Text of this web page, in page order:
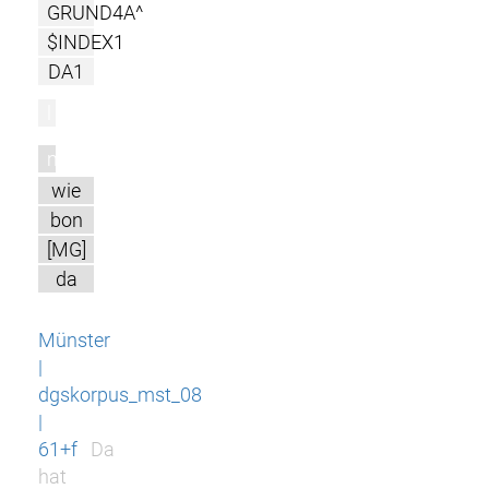
GRUND4A^
$INDEX1
DA1
m
wie
bon
[MG]
da
Münster
|
dgskorpus_mst_08
|
61+f
Da
hat